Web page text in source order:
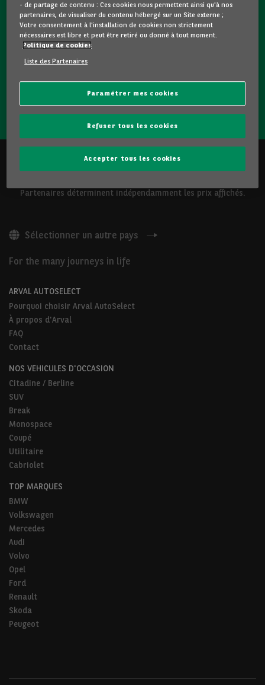
Vous souhaitez une précision sur un modèle qui vous plait
? Vous hésitez entre deux voitures d'occasion ?
Contactez-nous ! Nous répondrons à vos questions et vous
Les véhicules présentés ci-dessus sont proposés par Arval
Partenaires déterminent indépendamment les prix affichés.
Sélectionner un autre pays
For the many journeys in life
ARVAL AUTOSELECT
Pourquoi choisir Arval AutoSelect
À propos d'Arval
FAQ
Contact
NOS VEHICULES D'OCCASION
Citadine / Berline
SUV
Break
Monospace
Coupé
Utilitaire
Cabriolet
TOP MARQUES
BMW
Volkswagen
Mercedes
Audi
Volvo
Opel
Ford
Renault
Skoda
Peugeot
- de partage de contenu : Ces cookies nous permettent ainsi qu'à nos
partenaires, de visualiser du contenu hébergé sur un Site externe ;
Votre consentement à l'installation de cookies non strictement
nécessaires est libre et peut être retiré ou donné à tout moment.
Politique de cookies
Liste des Partenaires
Paramétrer mes cookies
Refuser tous les cookies
Accepter tous les cookies